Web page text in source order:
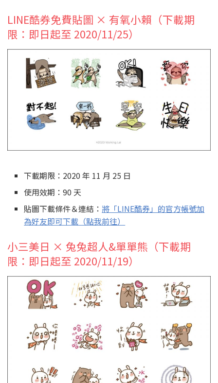
LINE酷券免費貼圖 × 有氧小賴（下載期
限：即日起至 2020/11/25）
下載期限：2020 年 11 月 25 日
使用效期：90 天
貼圖下載條件＆連結： 將「LINE酷券」的官方帳號加
為好友即可下載（點我前往）
小三美日 × 兔兔超人&單單熊（下載期
限：即日起至 2020/11/19）